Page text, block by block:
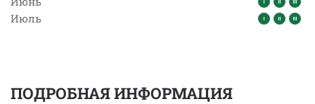
Июль
ПОДРОБНАЯ ИНФОРМАЦИЯ